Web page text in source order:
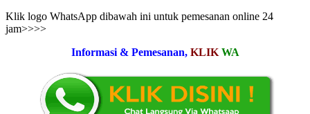
Klik logo WhatsApp dibawah ini untuk pemesanan online 24
jam>>>>
Informasi & Pemesanan, KLIK WA